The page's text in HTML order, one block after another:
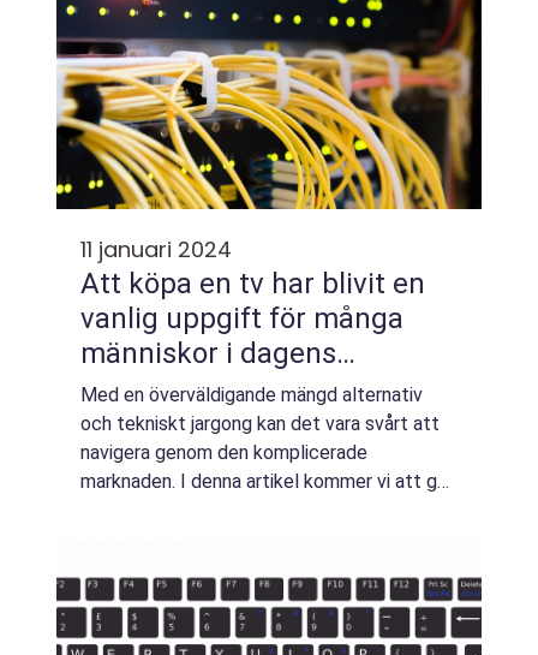
11 januari 2024
Att köpa en tv har blivit en
vanlig uppgift för många
människor i dagens
digitaliserade värld
Med en överväldigande mängd alternativ
och tekniskt jargong kan det vara svårt att
navigera genom den komplicerade
marknaden. I denna artikel kommer vi att ge